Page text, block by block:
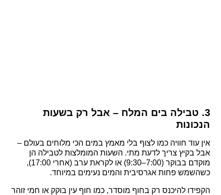
3. טבילה בים המלח – אבל רק בשעות
הנכונות
אין עוד חוויה כמו לצוף בלי מאמץ במים הכי מלוחים בעולם –
אבל בקיץ צריך לדעת מתי. השעות המומלצות לטבילה הן
מוקדם בבוקר (7:00–9:30) או לקראת ערב (אחרי 17:00),
כשהשמש פחות אגרסיבית והמים נעימים במיוחד.
הקפידו להיכנס רק בחוף מוסדר, כמו חוף עין בוקק או חמי זוהר